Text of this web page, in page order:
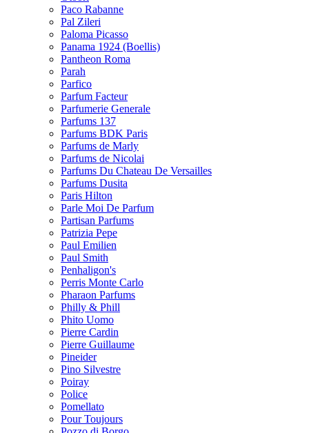
Paco Rabanne
Pal Zileri
Paloma Picasso
Panama 1924 (Boellis)
Pantheon Roma
Parah
Parfico
Parfum Facteur
Parfumerie Generale
Parfums 137
Parfums BDK Paris
Parfums de Marly
Parfums de Nicolai
Parfums Du Chateau De Versailles
Parfums Dusita
Paris Hilton
Parle Moi De Parfum
Partisan Parfums
Patrizia Pepe
Paul Emilien
Paul Smith
Penhaligon's
Perris Monte Carlo
Pharaon Parfums
Philly & Phill
Phito Uomo
Pierre Cardin
Pierre Guillaume
Pineider
Pino Silvestre
Poiray
Police
Pomellato
Pour Toujours